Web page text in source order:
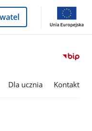
Dla ucznia Kontakt